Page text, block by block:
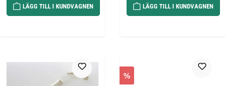
LÄGG TILL I KUNDVAGNEN LÄGG TILL I KUNDVAGNEN
%